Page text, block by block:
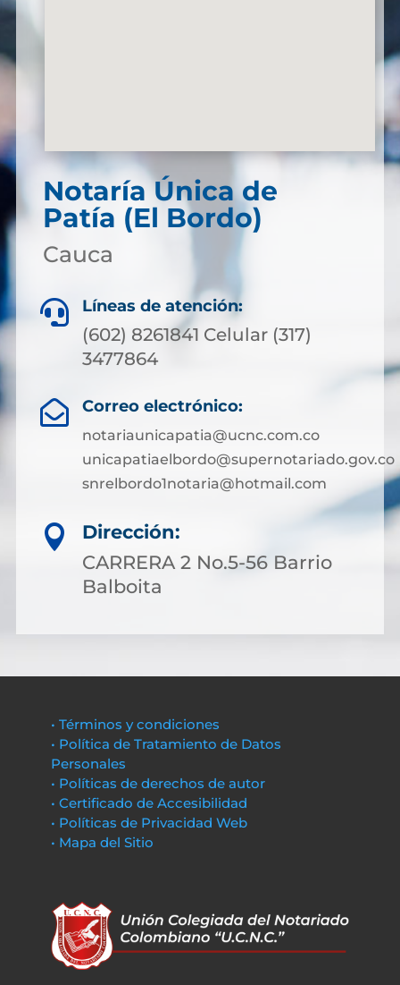
Notaría Única de
Patía (El Bordo)
Cauca
 Líneas de atención:
(602) 8261841 Celular (317)
3477864
 Correo electrónico:
notariaunicapatia@ucnc.com.co
unicapatiaelbordo@supernotariado.gov.co
snrelbordo1notaria@hotmail.com

Dirección:
CARRERA 2 No.5-56 Barrio
Balboita
• Términos y condiciones
• Política de Tratamiento de Datos
Personales
• Políticas de derechos de autor
• Certificado de Accesibilidad
• Políticas de Privacidad Web
• Mapa del Sitio